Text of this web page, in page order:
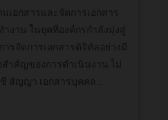
เอกสารและจัดการเอกสาร
งาน ในยุคที่องค์กรกำลังมุ่งสู่
รจัดการเอกสารดิจิทัลอย่างมี
ำคัญของการดำเนินงาน ไม่
สัญญา เอกสารบุคคล...